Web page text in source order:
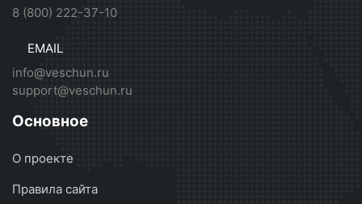
8 (800) 222-37-10
EMAIL
info@veschun.ru
support@veschun.ru
Основное
О проекте
Правила сайта